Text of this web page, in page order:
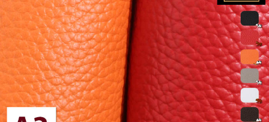
(シ
ボ
大)
【オ
ー
ダ
ー
カ